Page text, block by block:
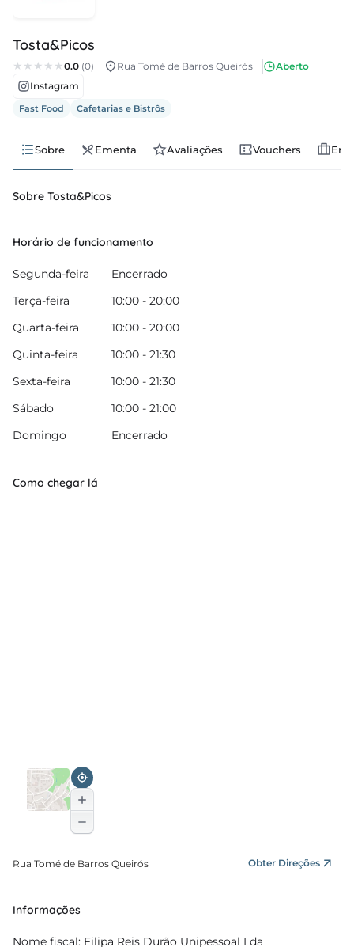
Tosta&Picos
0.0 (0) Rua Tomé de Barros Queirós
Aberto
Instagram
Fast Food Cafetarias e Bistrôs
Sobre Ementa Avaliações Vouchers
Sobre Tosta&Picos
Horário de funcionamento
Segunda-feira
Encerrado
Terça-feira
10:00 - 20:00
Quarta-feira
10:00 - 20:00
Quinta-feira
10:00 - 21:30
Sexta-feira
10:00 - 21:30
Sábado
10:00 - 21:00
Domingo
Encerrado
Como chegar lá
Rua Tomé de Barros Queirós Obter Direções
Informações
Nome fiscal: Filipa Reis Durão Unipessoal Lda